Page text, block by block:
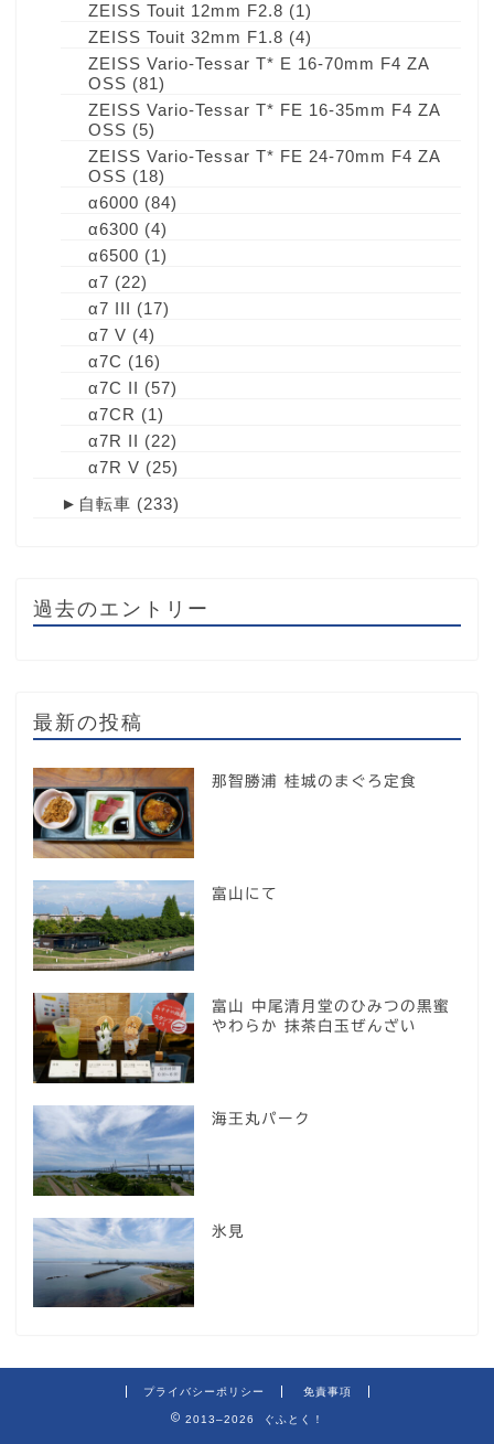
ZEISS Touit 12mm F2.8 (1)
ZEISS Touit 32mm F1.8 (4)
ZEISS Vario-Tessar T* E 16-70mm F4 ZA
OSS (81)
ZEISS Vario-Tessar T* FE 16-35mm F4 ZA
OSS (5)
ZEISS Vario-Tessar T* FE 24-70mm F4 ZA
OSS (18)
α6000 (84)
α6300 (4)
α6500 (1)
α7 (22)
α7 III (17)
α7 V (4)
α7C (16)
α7C II (57)
α7CR (1)
α7R II (22)
α7R V (25)
► 自転車 (233)
過去のエントリー
最新の投稿
那智勝浦 桂城のまぐろ定食
富山にて
富山 中尾清月堂のひみつの黒蜜
やわらか 抹茶白玉ぜんざい
海王丸パーク
氷見
プライバシーポリシー 免責事項
2013–2026 ぐふとく！